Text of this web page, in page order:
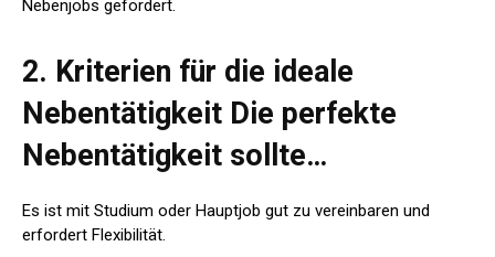
Nebenjobs gefördert.
2. Kriterien für die ideale
Nebentätigkeit Die perfekte
Nebentätigkeit sollte…
Es ist mit Studium oder Hauptjob gut zu vereinbaren und
erfordert Flexibilität.